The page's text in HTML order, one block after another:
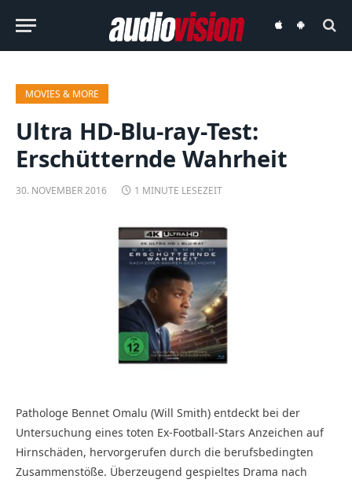
audiovisionaudiovision
MOVIES & MORE
Ultra HD-Blu-ray-Test:
Erschütternde Wahrheit
30. NOVEMBER 2016 1 MINUTE LESEZEIT
Pathologe Bennet Omalu (Will Smith) entdeckt bei der
Untersuchung eines toten Ex-Football-Stars Anzeichen auf
Hirnschäden, hervorgerufen durch die berufsbedingten
Zusammenstöße. Überzeugend gespieltes Drama nach